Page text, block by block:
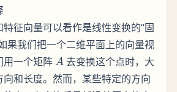
征向量可以看作是线性变换的“固
果我们把一个二维平面上的向量视
用一个矩阵 A
A 去变换这个点时，大
和长度。然而，某些特定的方向